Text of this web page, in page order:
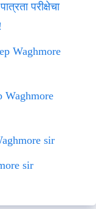
परीक्षेचा
Waghmore
Waghmore
sir
sir